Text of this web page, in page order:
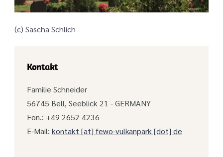
(c) Sascha Schlich
Kontakt
Familie Schneider
56745 Bell, Seeblick 21 - GERMANY
Fon.: +49 2652 4236
E-Mail: kontakt [at] fewo-vulkanpark [dot] de